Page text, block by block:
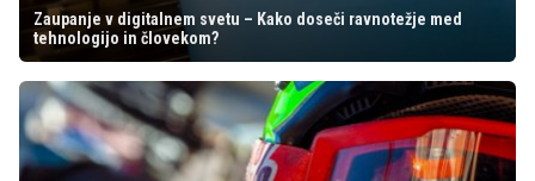
Zaupanje v digitalnem svetu – Kako doseči ravnotežje med
tehnologijo in človekom?